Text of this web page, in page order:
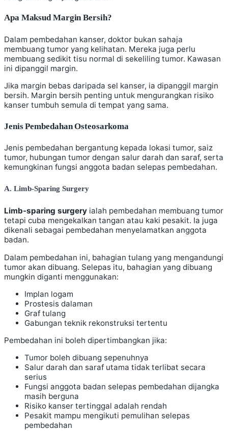
Apa Maksud Margin Bersih?
Dalam pembedahan kanser, doktor bukan sahaja
membuang tumor yang kelihatan. Mereka juga perlu
membuang sedikit tisu normal di sekeliling tumor. Kawasan
ini dipanggil margin.
Jika margin bebas daripada sel kanser, ia dipanggil margin
bersih. Margin bersih penting untuk mengurangkan risiko
kanser tumbuh semula di tempat yang sama.
Jenis Pembedahan Osteosarkoma
Jenis pembedahan bergantung kepada lokasi tumor, saiz
tumor, hubungan tumor dengan salur darah dan saraf, serta
kemungkinan fungsi anggota badan selepas pembedahan.
A. Limb-Sparing Surgery
Limb-sparing surgery ialah pembedahan membuang tumor
tetapi cuba mengekalkan tangan atau kaki pesakit. Ia juga
dikenali sebagai pembedahan menyelamatkan anggota
badan.
Dalam pembedahan ini, bahagian tulang yang mengandungi
tumor akan dibuang. Selepas itu, bahagian yang dibuang
mungkin diganti menggunakan:
Implan logam
Prostesis dalaman
Graf tulang
Gabungan teknik rekonstruksi tertentu
Pembedahan ini boleh dipertimbangkan jika:
Tumor boleh dibuang sepenuhnya
Salur darah dan saraf utama tidak terlibat secara
serius
Fungsi anggota badan selepas pembedahan dijangka
masih berguna
Risiko kanser tertinggal adalah rendah
Pesakit mampu mengikuti pemulihan selepas
pembedahan